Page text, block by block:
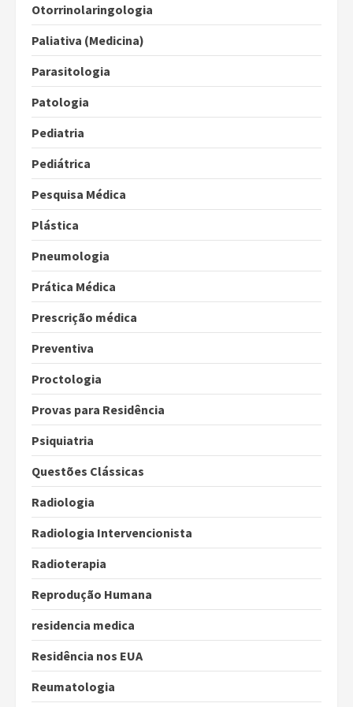
Otorrinolaringologia
Paliativa (Medicina)
Parasitologia
Patologia
Pediatria
Pediátrica
Pesquisa Médica
Plástica
Pneumologia
Prática Médica
Prescrição médica
Preventiva
Proctologia
Provas para Residência
Psiquiatria
Questões Clássicas
Radiologia
Radiologia Intervencionista
Radioterapia
Reprodução Humana
residencia medica
Residência nos EUA
Reumatologia